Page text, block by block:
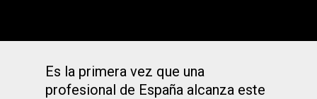
Es la primera vez que una
profesional de España alcanza este